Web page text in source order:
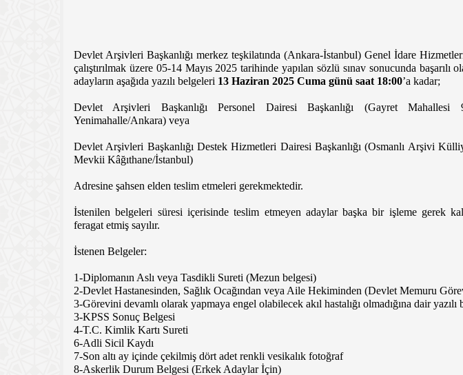
Devlet Arşivleri Başkanlığı merkez teşkilatında (Ankara-İstanbul) Genel İdare Hizmetleri
çalıştırılmak üzere 05-14 Mayıs 2025 tarihinde yapılan sözlü sınav sonucunda başarılı
adayların aşağıda yazılı belgeleri 13 Haziran 2025 Cuma günü saat 18:00’a kadar;
Devlet Arşivleri Başkanlığı Personel Dairesi Başkanlığı (Gayret
Yenimahalle/Ankara) veya
Devlet Arşivleri Başkanlığı Destek Hizmetleri Dairesi Başkanlığı (Osmanlı Arşivi
Mevkii Kâğıthane/İstanbul)
Adresine şahsen elden teslim etmeleri gerekmektedir.
İstenilen belgeleri süresi içerisinde teslim etmeyen adaylar başka bir işleme gerek
feragat etmiş sayılır.
İstenen Belgeler:
1-Diplomanın Aslı veya Tasdikli Sureti (Mezun belgesi)
2-Devlet Hastanesinden, Sağlık Ocağından veya Aile Hekiminden (Devlet Memuru
3-Görevini devamlı olarak yapmaya engel olabilecek akıl hastalığı olmadığına dair yazılı
3-KPSS Sonuç Belgesi
4-T.C. Kimlik Kartı Sureti
6-Adli Sicil Kaydı
7-Son altı ay içinde çekilmiş dört adet renkli vesikalık fotoğraf
8-Askerlik Durum Belgesi (Erkek Adaylar İçin)